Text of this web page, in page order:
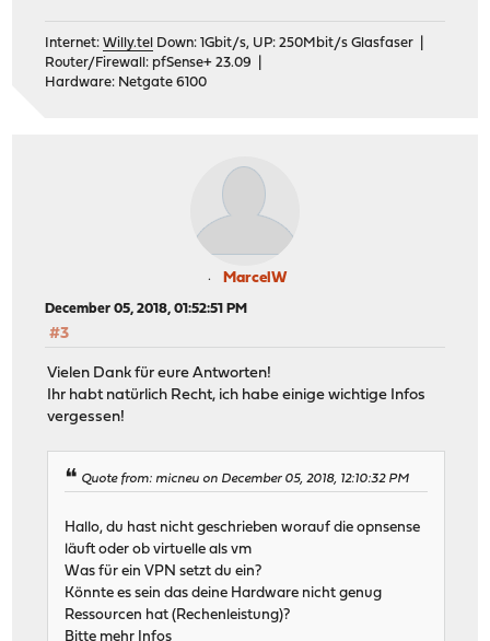
Internet:Willy.tel
Down: 1Gbit/s, UP: 250Mbit/s Glasfaser |
Router/Firewall: pfSense+ 23.09 |
Hardware: Netgate 6100
MarcelW
December 05, 2018, 01:52:51 PM
#3
Vielen Dank für eure Antworten!
Ihr habt natürlich Recht, ich habe einige wichtige Infos
vergessen!
Quote from: micneu on December 05, 2018, 12:10:32 PM
Hallo, du hast nicht geschrieben worauf die opnsense
läuft oder ob virtuelle als vm
Was für ein VPN setzt du ein?
Könnte es sein das deine Hardware nicht genug
Ressourcen hat (Rechenleistung)?
Bitte mehr Infos